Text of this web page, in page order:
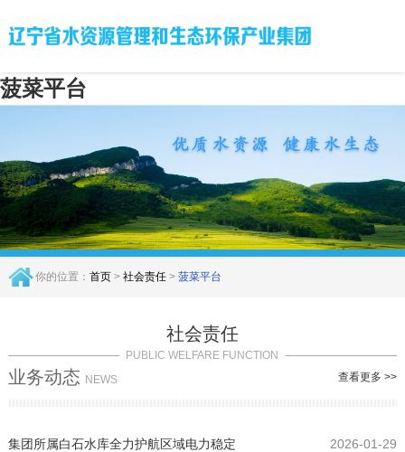
菠菜平台
你的位置： 首页> 社会责任> 菠菜平台
社会责任
PUBLIC WELFARE FUNCTION
业务动态 NEWS 查看更多 >>
集团所属白石水库全力护航区域电力稳定 2026-01-29